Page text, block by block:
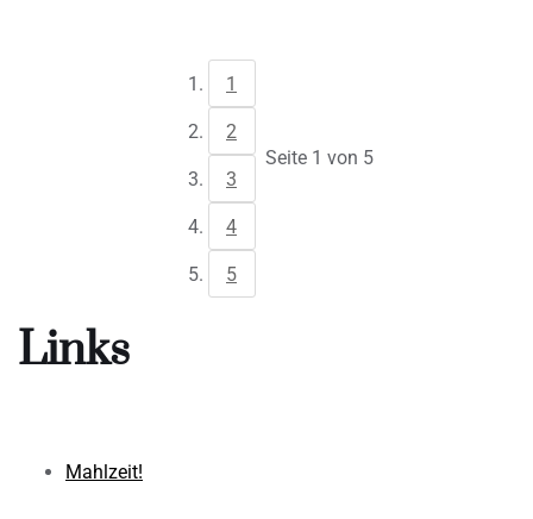
1
2
3
4
5
Seite 1 von 5
Links
Mahlzeit!